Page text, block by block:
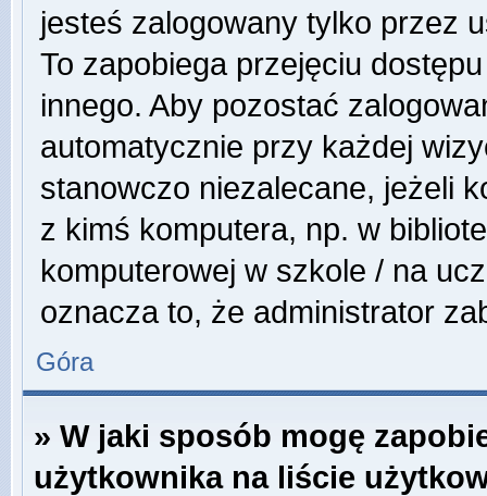
jesteś zalogowany tylko przez
To zapobiega przejęciu
innego. Aby pozostać
automatycznie przy każdej
stanowczo niezalecane, jeżeli
z kimś komputera, np. w
komputerowej w szkole / na
oznacza to, że administrator
Góra
» W jaki sposób mogę
użytkownika na liście